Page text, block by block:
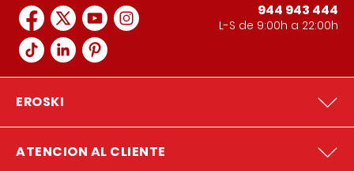
944 943 444
L-S de 9:00h a 22:00h
EROSKI
ATENCION AL CLIENTE